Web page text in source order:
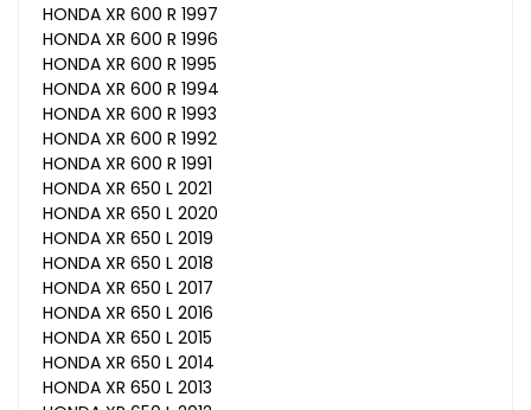
HONDA XR 600 R 1997
HONDA XR 600 R 1996
HONDA XR 600 R 1995
HONDA XR 600 R 1994
HONDA XR 600 R 1993
HONDA XR 600 R 1992
HONDA XR 600 R 1991
HONDA XR 650 L 2021
HONDA XR 650 L 2020
HONDA XR 650 L 2019
HONDA XR 650 L 2018
HONDA XR 650 L 2017
HONDA XR 650 L 2016
HONDA XR 650 L 2015
HONDA XR 650 L 2014
HONDA XR 650 L 2013